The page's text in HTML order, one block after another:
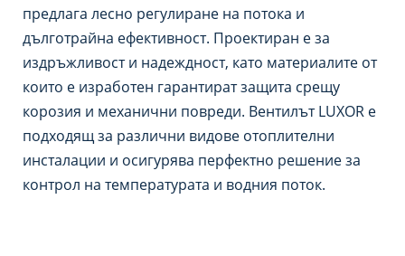
предлага лесно регулиране на потока и
дълготрайна ефективност. Проектиран е за
издръжливост и надеждност, като материалите от
които е изработен гарантират защита срещу
корозия и механични повреди. Вентилът LUXOR е
подходящ за различни видове отоплителни
инсталации и осигурява перфектно решение за
контрол на температурата и водния поток.